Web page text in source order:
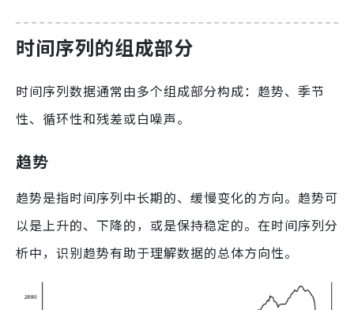
时间序列的组成部分
时间序列数据通常由多个组成部分构成：趋势、季节
性、循环性和残差或白噪声。
趋势
趋势是指时间序列中长期的、缓慢变化的方向。趋势可
以是上升的、下降的，或是保持稳定的。在时间序列分
析中，识别趋势有助于理解数据的总体方向性。